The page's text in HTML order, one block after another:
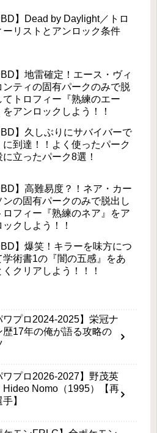
】Dead by Daylight／トロ
ーリストとアンロック条件
】地雷確定！エース・ヴィ
ンティの固有パークのみで脱
てトロフィー『熟練のエー
をアンロックしよう！！
】久しぶりにサバイバーで
到達！！よく使ったパーク
に立ったパーク8選！
】高難易度？！ネア・カー
ンの固有パークのみで脱出し
ロフィー『熟練のネア』をア
ックしよう！！
】爆笑！キラーを味方につ
学術書1の『闇の五感』をあ
くクリアしよう！！！
ワプロ2024-2025】栄冠ナ
歴17年の俺が語る攻略の
ワプロ2026-2027】野茂英
Hideo Nomo（1995）【再
】